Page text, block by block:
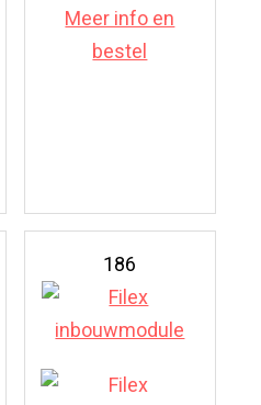
Meer info en
bestel
186